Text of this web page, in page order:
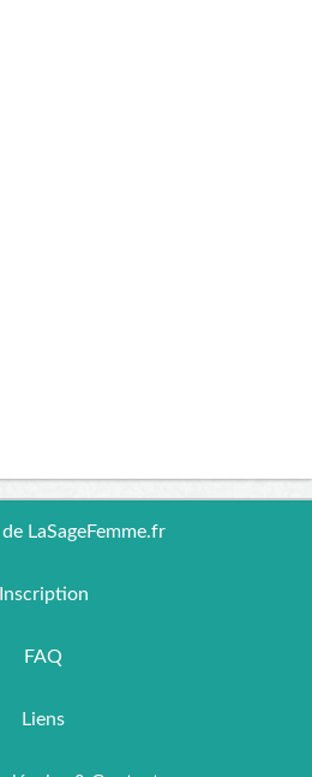
LaSageFemme.fr
Inscription
FAQ
Liens